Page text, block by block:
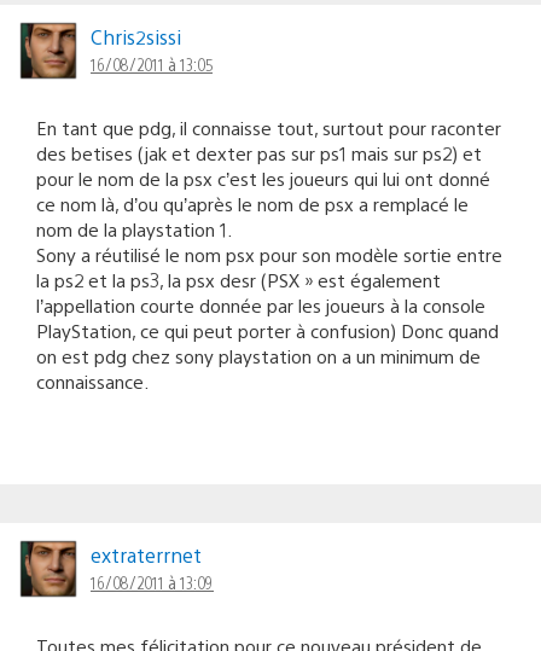
Chris2sissi
16/08/2011 à 13:05
En tant que pdg, il connaisse tout, surtout pour raconter
des betises (jak et dexter pas sur ps1 mais sur ps2) et
pour le nom de la psx c’est les joueurs qui lui ont donné
ce nom là, d’ou qu’après le nom de psx a remplacé le
nom de la playstation 1.
Sony a réutilisé le nom psx pour son modèle sortie entre
la ps2 et la ps3, la psx desr (PSX » est également
l’appellation courte donnée par les joueurs à la console
PlayStation, ce qui peut porter à confusion) Donc quand
on est pdg chez sony playstation on a un minimum de
connaissance.
extraterrnet
16/08/2011 à 13:09
Toutes mes félicitation pour ce nouveau président de